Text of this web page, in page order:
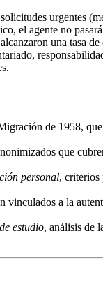
urgentes
el agente no
alcanzaron una tasa de
de 1958,
que
personal, criterios
vinculados a la
estudio, análisis de